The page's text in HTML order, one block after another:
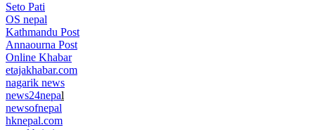
Seto Pati
OS nepal
Kathmandu Post
Annaourna Post
Online Khabar
etajakhabar.com
nagarik news
news24nepal
newsofnepal
hknepal.com